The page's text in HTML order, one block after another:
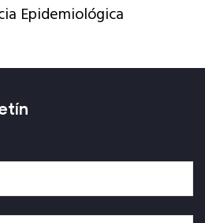
Epidemiológica